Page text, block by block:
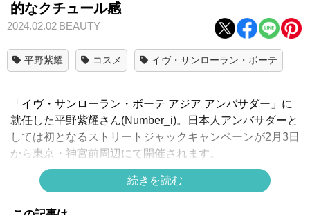
的なクチュール感
2024.02.02 BEAUTY
平野紫耀 コスメ イヴ・サンローラン・ボーテ
「イヴ・サンローラン・ボーテ アジア アンバサダー」に
就任した平野紫耀さん(Number_i)。日本人アンバサダーと
しては初となるストリートジャックキャンペーンが2月3日
から東京・神宮前周辺にて開催されます。
SHO HIRANO×ROUGE PUR COUTURE 原宿ジ
続きを読む